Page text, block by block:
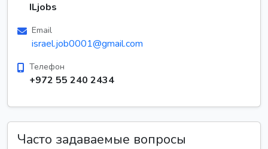
ILjobs
Email
israel.job0001@gmail.com
Телефон
+972 55 240 2434
Часто задаваемые вопросы